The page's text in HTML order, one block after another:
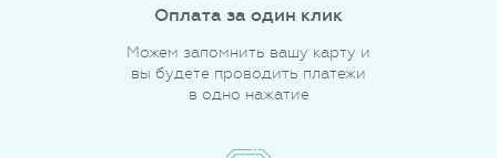
Оплата за один клик
Можем запомнить вашу карту и
вы будете проводить платежи
в одно нажатие